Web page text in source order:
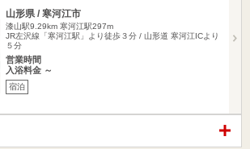
山形県 / 寒河江市
漆山駅9.29km 寒河江駅297m
JR左沢線「寒河江駅」より徒歩３分 / 山形道 寒河江ICより
５分
営業時間
入浴料金 ～
宿泊